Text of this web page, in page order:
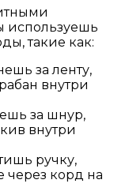
используешь
такие как:
за ленту,
внутри
за шнур,
внутри
ручку,
через корд на